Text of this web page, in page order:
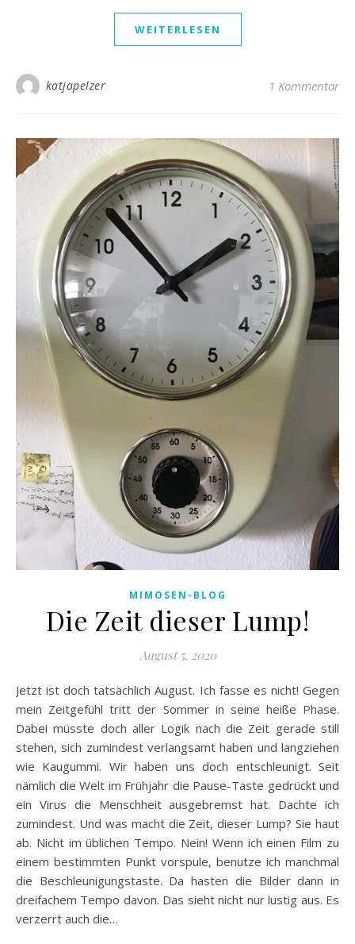
WEITERLESEN
katjapelzer 1 Kommentar
MIMOSEN-BLOG
Die Zeit dieser Lump!
August 5, 2020
Jetzt ist doch tatsächlich August. Ich fasse es nicht! Gegen
mein Zeitgefühl tritt der Sommer in seine heiße Phase.
Dabei müsste doch aller Logik nach die Zeit gerade still
stehen, sich zumindest verlangsamt haben und langziehen
wie Kaugummi. Wir haben uns doch entschleunigt. Seit
nämlich die Welt im Frühjahr die Pause-Taste gedrückt und
ein Virus die Menschheit ausgebremst hat. Dachte ich
zumindest. Und was macht die Zeit, dieser Lump? Sie haut
ab. Nicht im üblichen Tempo. Nein! Wenn ich einen Film zu
einem bestimmten Punkt vorspule, benutze ich manchmal
die Beschleunigungstaste. Da hasten die Bilder dann in
dreifachem Tempo davon. Das sieht nicht nur lustig aus. Es
verzerrt auch die…